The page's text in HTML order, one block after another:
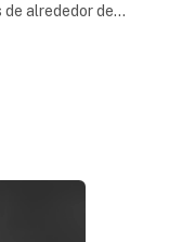
de alrededor de…